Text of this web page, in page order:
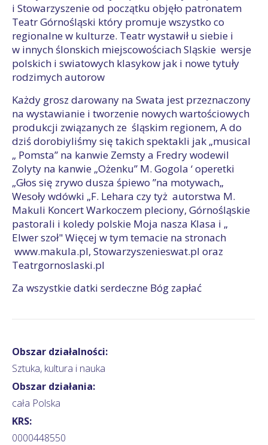
i Stowarzyszenie od początku objęło patronatem
Teatr Górnośląski który promuje wszystko co
regionalne w kulturze. Teatr wystawił u siebie i
w innych ślonskich miejscowościach Sląskie wersje
polskich i swiatowych klasykow jak i nowe tytuły
rodzimych autorow
Każdy grosz darowany na Swata jest przeznaczony
na wystawianie i tworzenie nowych wartościowych
produkcji związanych ze śląskim regionem, A do
dziś dorobiyliśmy się takich spektakli jak „musical
„ Pomsta” na kanwie Zemsty a Fredry wodewil
Zolyty na kanwie „Ożenku” M. Gogola ‘ operetki
„Głos się zrywo dusza śpiewo ”na motywach„
Wesoły wdówki „F. Lehara czy tyż autorstwa M.
Makuli Koncert Warkoczem pleciony, Górnośląskie
pastorali i koledy polskie Moja nasza Klasa i „
Elwer szoł" Więcej w tym temacie na stronach
www.makula.pl, Stowarzyszenieswat.pl oraz
Teatrgornoslaski.pl
Za wszystkie datki serdeczne Bóg zapłać
Obszar działalności:
Sztuka, kultura i nauka
Obszar działania:
cała Polska
KRS:
0000448550